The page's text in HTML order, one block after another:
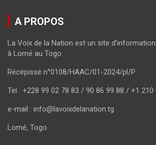
A PROPOS
La Voix de la Nation est un site
à Lomé au Togo.
Récépissé n°0108/HAAC/01-2024/pl/P
Tel : +228 99 02 78 83 / 90 86 99 88 / +1 210
e-mail : info@lavoixdelanation.tg
Lomé, Togo.